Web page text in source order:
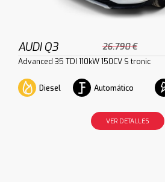
AUDI Q3 26.790 €
Advanced 35 TDI 110kW 150CV S tronic
Diesel Automático
VER DETALLES